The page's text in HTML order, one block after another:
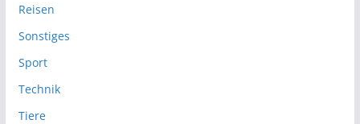
Reisen
Sonstiges
Sport
Technik
Tiere